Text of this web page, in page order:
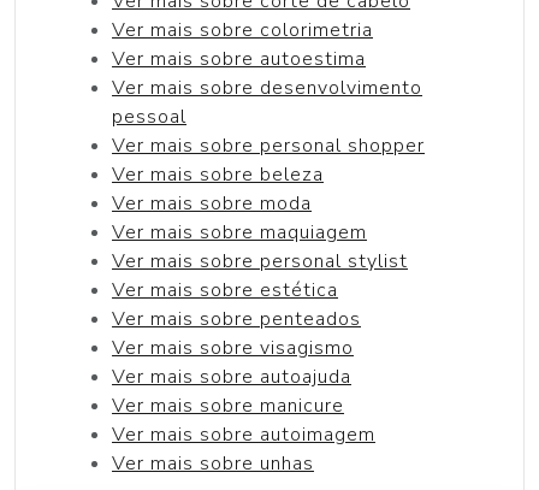
Ver mais sobre colorimetria
Ver mais sobre autoestima
Ver mais sobre desenvolvimento
pessoal
Ver mais sobre personal shopper
Ver mais sobre beleza
Ver mais sobre moda
Ver mais sobre maquiagem
Ver mais sobre personal stylist
Ver mais sobre estética
Ver mais sobre penteados
Ver mais sobre visagismo
Ver mais sobre autoajuda
Ver mais sobre manicure
Ver mais sobre autoimagem
Ver mais sobre unhas